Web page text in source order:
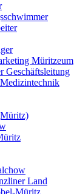
Müritzeum
Geschäftsleitung
Land
Müritz